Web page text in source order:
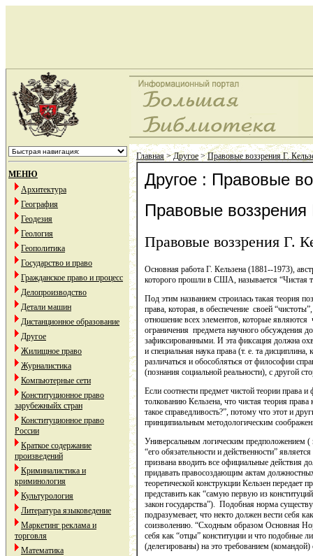
МЕНЮ
Архитектура
География
Геодезия
Геология
Геополитика
Государство и право
Гражданское право и процесс
Делопроизводство
Детали машин
Дистанционное образование
Другое
Жилищное право
Журналистика
Компьютерные сети
Конституционное право
зарубежныйх стран
Конституционное право
России
Краткое содержание
произведений
Криминалистика и
криминология
Культурология
Литература языковедение
Маркетинг реклама и
торговля
Математика
Главная>Другое>Правовые воззрения Г.
Другое : Правовые
Правовые воззрения
Правовые воззрения Г.
Основная работа Г. Кельзена (1881--1973),
которого прошли в США, называется “Чистая
Под этим названием строилась такая теория
права, которая, в обеспечение своей
отношение всех элементов, которые
ограничения предмета научного обсуждения
зафиксированными. И эта фиксация должна
и специальная наука права (т. е. та
различаться и обособляться от философии
(познания социальной реальности), с другой
Если соотнести предмет чистой теории права
толкованию Кельзена, что чистая теория права
такое справедливость?”, потому что этот и
принципиальным методологическим
Универсальным логическим предположением (
“его обязательности и действенности”
призвана вводить все официальные действия
придавать правосоздающим актам
теоретической конструкции Кельзен
представить как “самую первую из
закон государства”). Подобная норма
подразумевает, что некто должен вести себя
соизволению. “Сходным образом Основная
себя как “отцы” конституции и что подобные
(делегированы) на это требованием (командой)